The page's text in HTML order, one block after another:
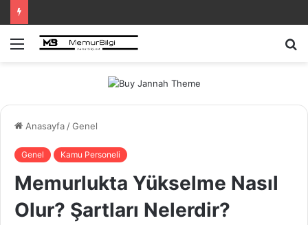
Menü
Anasayfa /Genel
Genel Kamu Personeli
Memurlukta Yükselme Nasıl
Olur? Şartları Nelerdir?